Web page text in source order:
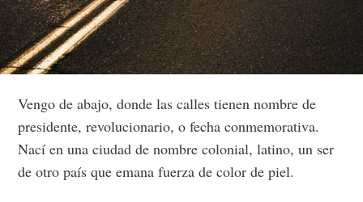
Vengo de abajo, donde las calles tienen nombre de
presidente, revolucionario, o fecha conmemorativa.
Nací en una ciudad de nombre colonial, latino, un ser
de otro país que emana fuerza de color de piel.